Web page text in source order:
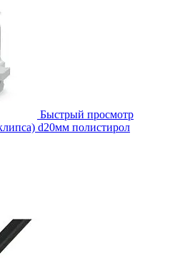
Быстрый просмотр
d20мм полистирол